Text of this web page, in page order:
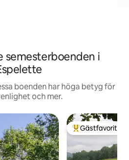
semesterboenden i
boenden har höga betyg för
och mer.
Populär
Gästfavorit